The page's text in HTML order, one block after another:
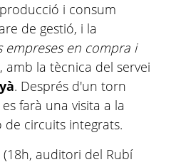
i consum
de gestió, i la
empreses en compra i
, amb la tècnica del servei
. Després d'un torn
farà una visita a la
circuits integrats.
auditori del Rubí